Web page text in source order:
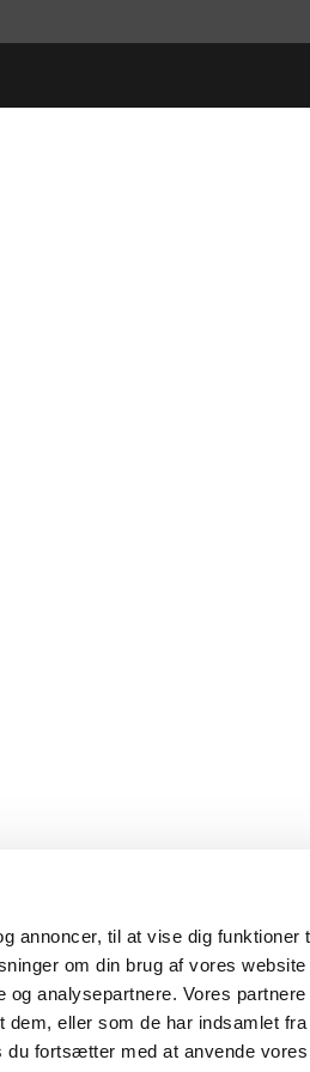
annoncer, til at vise dig funktioner
om din brug af vores
analysepartnere. Vores
eller som de har indsamlet
fortsætter med at anvende